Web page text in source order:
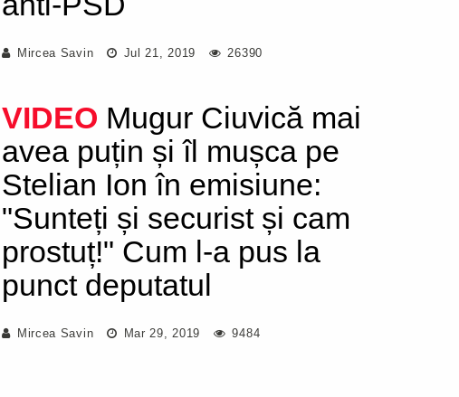
Mircea Savin Jul 21, 2019 26390
VIDEO Mugur Ciuvică mai
avea puțin și îl mușca pe
Stelian Ion în emisiune:
"Sunteți și securist și cam
prostuț!" Cum l-a pus la
punct deputatul
Mircea Savin Mar 29, 2019 9484